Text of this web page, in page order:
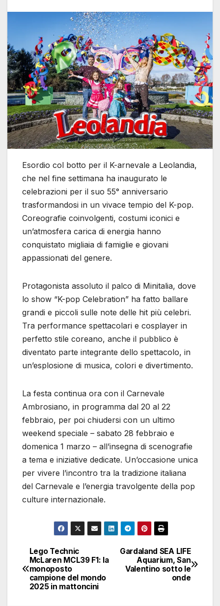
Esordio col botto per il K-arnevale a Leolandia,
che nel fine settimana ha inaugurato le
celebrazioni per il suo 55° anniversario
trasformandosi in un vivace tempio del K-pop.
Coreografie coinvolgenti, costumi iconici e
un’atmosfera carica di energia hanno
conquistato migliaia di famiglie e giovani
appassionati del genere.
Protagonista assoluto il palco di Minitalia, dove
lo show “K-pop Celebration” ha fatto ballare
grandi e piccoli sulle note delle hit più celebri.
Tra performance spettacolari e cosplayer in
perfetto stile coreano, anche il pubblico è
diventato parte integrante dello spettacolo, in
un’esplosione di musica, colori e divertimento.
La festa continua ora con il Carnevale
Ambrosiano, in programma dal 20 al 22
febbraio, per poi chiudersi con un ultimo
weekend speciale – sabato 28 febbraio e
domenica 1 marzo – all’insegna di scenografie
a tema e iniziative dedicate. Un’occasione unica
per vivere l’incontro tra la tradizione italiana
del Carnevale e l’energia travolgente della pop
culture internazionale.
Navigazione
articoli
Gardaland SEA LIFE
Aquarium, San
Valentino sotto le
onde
Lego Technic
McLaren MCL39 F1: la
monoposto
campione del mondo
2025 in mattoncini